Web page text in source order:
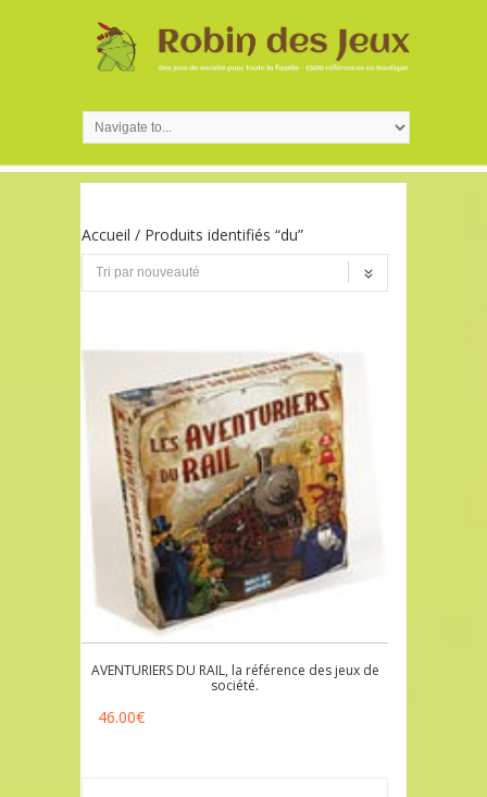
Accueil / Produits identifiés “du”
AVENTURIERS DU RAIL, la référence des jeux de
société.
46.00€